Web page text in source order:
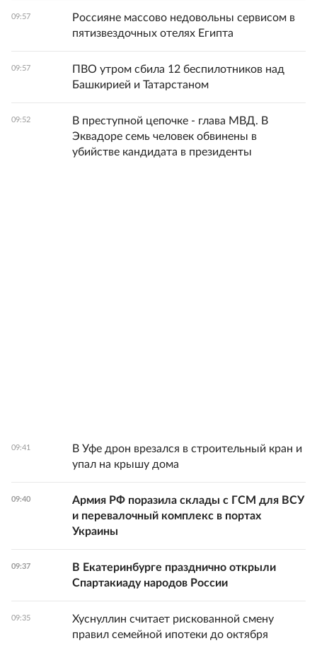
09:57
Россияне массово недовольны сервисом в
пятизвездочных отелях Египта
09:57
ПВО утром сбила 12 беспилотников над
Башкирией и Татарстаном
09:52
В преступной цепочке - глава МВД. В
Эквадоре семь человек обвинены в
убийстве кандидата в президенты
09:41
В Уфе дрон врезался в строительный кран и
упал на крышу дома
09:40
Армия РФ поразила склады с ГСМ для ВСУ
и перевалочный комплекс в портах
Украины
09:37
В Екатеринбурге празднично открыли
Спартакиаду народов России
09:35
Хуснуллин считает рискованной смену
правил семейной ипотеки до октября